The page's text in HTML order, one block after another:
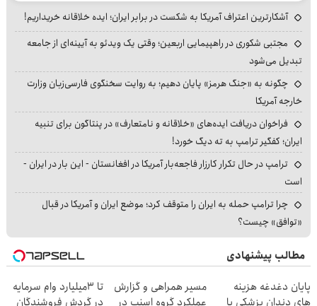
آشکارترین اعتراف آمریکا به شکست در برابر ایران؛ ایده خلاقانه خریداریم!
مجتبی شکوری در راهپیمایی اربعین؛ وقتی یک ویدئو به آیینه‌ای از جامعه
تبدیل می‌شود
چگونه به «جنگ هرمز» پایان دهیم؛ به روایت سخنگوی فارسی‌زبان وزارت
خارجه آمریکا
فراخوان دریافت ایده‌های «خلاقانه و نامتعارف» در پنتاگون برای تنبیه
ایران؛ کفگیر ترامپ به ته دیگ خورد!
ترامپ در حال تکرار کارزار فاجعه‌بار آمریکا در افغانستان - این بار در ایران -
است
چرا ترامپ حمله به ایران را متوقف کرد؛ موضع ایران و آمریکا در قبال
«توافق» چیست؟
مطالب پیشنهادی
پایان دغدغه هزینه
های دندان پزشکی با
مسیر همراهی و گزارش
عملکرد گروه اسنپ در
تا 3میلیارد وام سرمایه
در گردش فروشندگان